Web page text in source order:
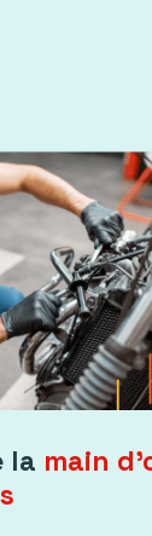
la main